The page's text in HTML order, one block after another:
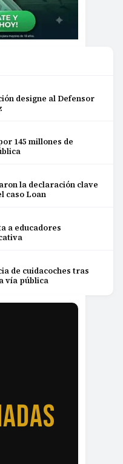
designe al Defensor
145 millones de
la declaración clave
caso Loan
a educadores
de cuidacoches tras
vía pública